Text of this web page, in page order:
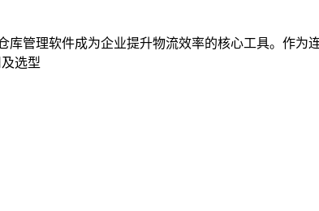
库管理软件成为企业提升物流效率的核心工具。作
选型